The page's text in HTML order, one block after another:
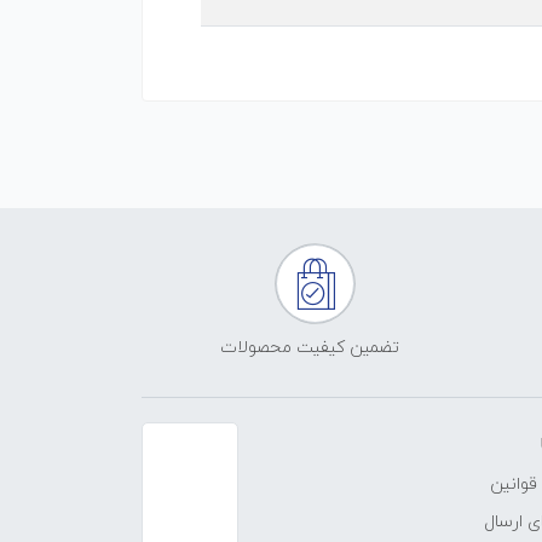
تضمین کیفیت محصولات
ارسال